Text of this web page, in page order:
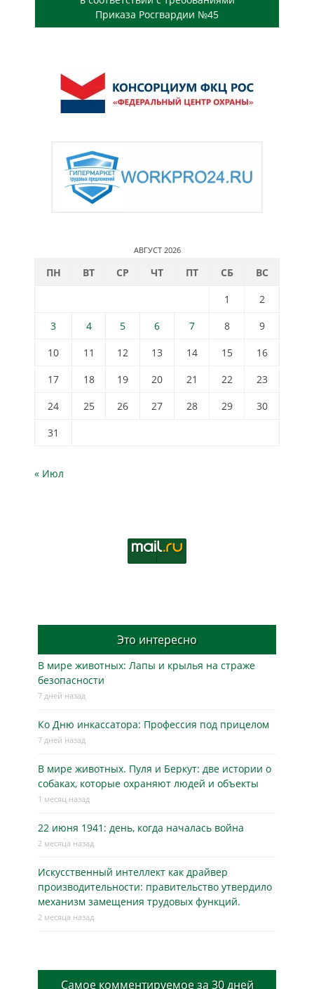
Приказа Росгвардии №45
АВГУСТ 2026
ПН ВТ СР ЧТ ПТ СБ
ВС
1
2
3
4 5 6 7 8
9
10
11 12 13 14 15
16
17
18 19 20 21 22
23
24
25 26 27 28 29
30
31
« Июл
Это интересно
В мире животных: Лапы и крылья на страже
безопасности
7 дней назад
Ко Дню инкассатора: Профессия под прицелом
7 дней назад
В мире животных. Пуля и Беркут: две истории о
собаках, которые охраняют людей и объекты
1 месяц назад
22 июня 1941: день, когда началась война
2 месяца назад
Искусственный интеллект как драйвер
производительности: правительство утвердило
механизм замещения трудовых функций.
2 месяца назад
Самое комментируемое за 30 дней